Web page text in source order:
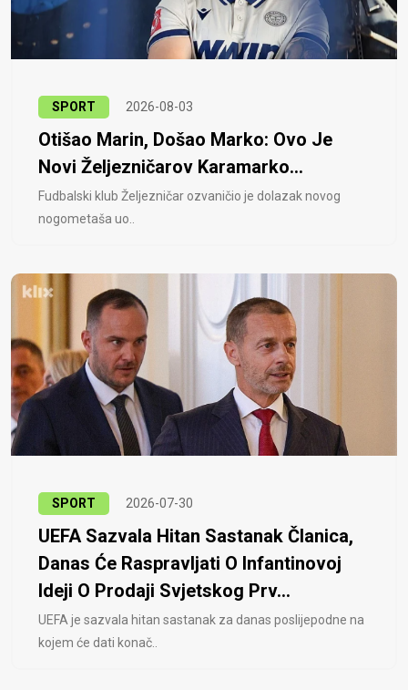
SPORT 2026-08-03
Otišao Marin, Došao Marko: Ovo Je
Novi Željezničarov Karamarko...
Fudbalski klub Željezničar ozvaničio je dolazak novog
nogometaša uo..
SPORT 2026-07-30
UEFA Sazvala Hitan Sastanak Članica,
Danas Će Raspravljati O Infantinovoj
Ideji O Prodaji Svjetskog Prv...
UEFA je sazvala hitan sastanak za danas poslijepodne na
kojem će dati konač..